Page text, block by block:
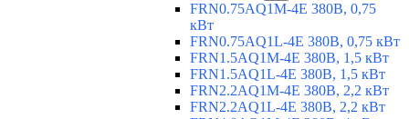
FRN0.75AQ1M-4E 380В, 0,75
кВт
FRN0.75AQ1L-4E 380В, 0,75 кВт
FRN1.5AQ1M-4E 380В, 1,5 кВт
FRN1.5AQ1L-4E 380В, 1,5 кВт
FRN2.2AQ1M-4E 380В, 2,2 кВт
FRN2.2AQ1L-4E 380В, 2,2 кВт